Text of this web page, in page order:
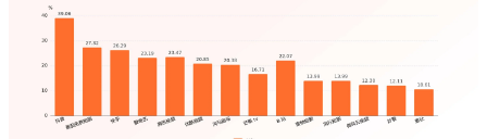
数据显示，在2025年中国消费者偏好的微短剧类型中，喜
剧占比最高，达到31.55%，其次是都市、古装和青春，占比
均为28.08%。整体来看，微短剧市场内容偏好日趋多元化。
性，精准契合了用户利用碎片时间解压放松的核心需求，故而